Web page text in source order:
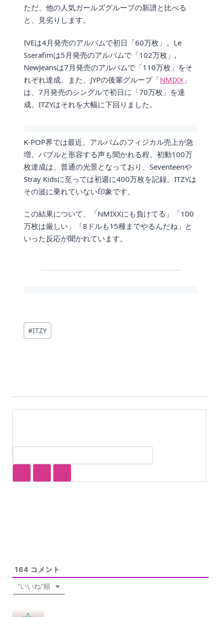
ただ、他の人気ガールズグループの新譜と比べる
と、見劣りします。
IVEは4月発売のアルバムで初日「60万枚」。Le
Sserafimは5月発売のアルバムで「102万枚」,
NewJeansは7月発売のアルバムで「110万枚」をそ
れぞれ達成。また、JYPの後輩グループ「NMIXX 」
は、7月発売のシングルで初日に「70万枚」を達
成。ITZYはそれを大幅に下回りました。
K-POP界では最近、アルバムのフィジカル売上が急
増。バブルと形容する声も聞かれる程。初動100万
枚達成は、普通の光景となっており、Seventeenや
Stray Kidsに至っては初週に400万枚を記録。ITZYは
その波に乗れていない印象です。
この結果について、「NMIXXにも負けてる」「100
万枚は厳しい」「8ドルも15種までやるんだね」と
いった反応が聞かれています。
投
稿
#ITZY
164 コメント
"いいね"順